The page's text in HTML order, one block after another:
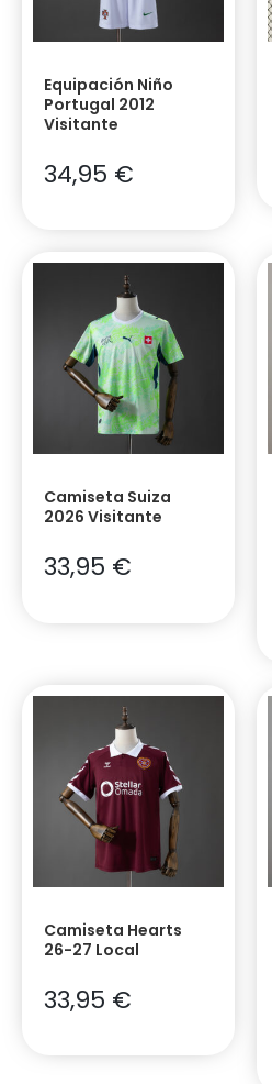
Equipación Niño
Portugal 2012
Visitante
34,95 €
Camiseta Suiza
2026 Visitante
33,95 €
Camiseta Hearts
26-27 Local
33,95 €